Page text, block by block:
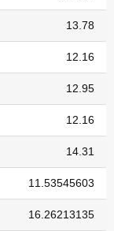
13.78
12.16
12.95
12.16
14.31
11.53545603
16.26213135